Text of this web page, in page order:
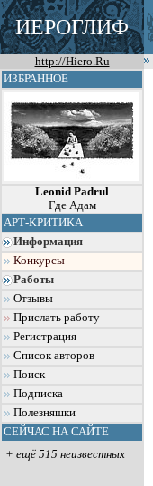
ИЕРОГЛИФ
http://Hiero.Ru
ИЗБРАННОЕ
Leonid Padrul
Где Адам
АРТ-КРИТИКА
Информация
Конкурсы
Работы
Отзывы
Прислать работу
Регистрация
Список авторов
Поиск
Подписка
Полезняшки
СЕЙЧАС НА САЙТЕ
+ ещё 515 неизвестных